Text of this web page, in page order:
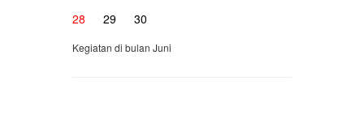
28
29 30
Kegiatan di bulan Juni